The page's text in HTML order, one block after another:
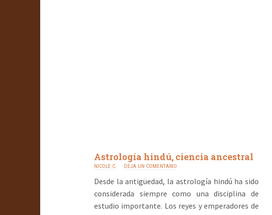
Astrología hindú, ciencia ancestral
NICOLE C. DEJA UN COMENTARIO
Desde la antigüedad, la astrología hindú ha sido
considerada siempre como una disciplina de
estudio importante. Los reyes y emperadores de